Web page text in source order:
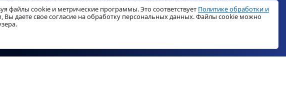
муниципального округа: ruza_og_argo@mosreg.ru.
файлы cookie и метрические программы. Это соответствует Политике обработки и
даете свое согласие на обработку персональных данных. Файлы cookie можно